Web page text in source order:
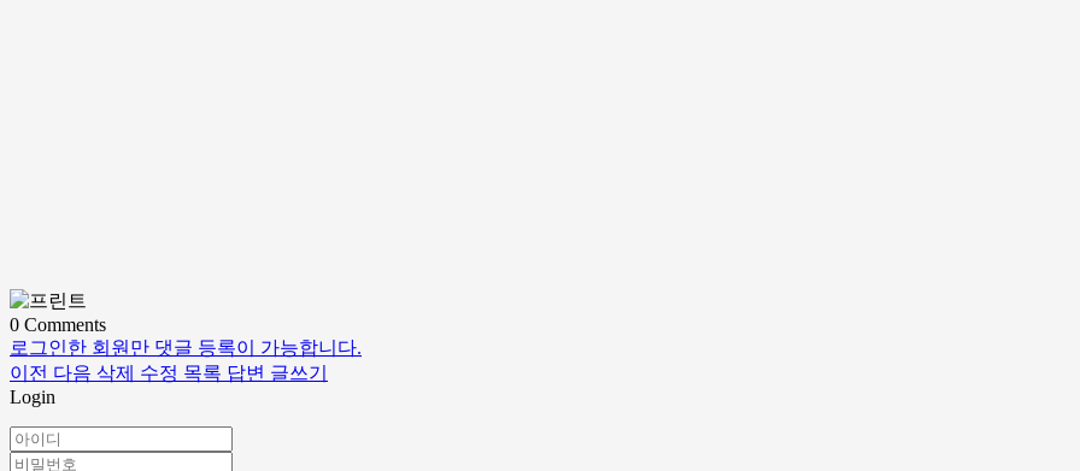
0 Comments
로그인한 회원만 댓글 등록이 가능합니다.
이전 다음 삭제 수정 목록 답변 글쓰기
Login